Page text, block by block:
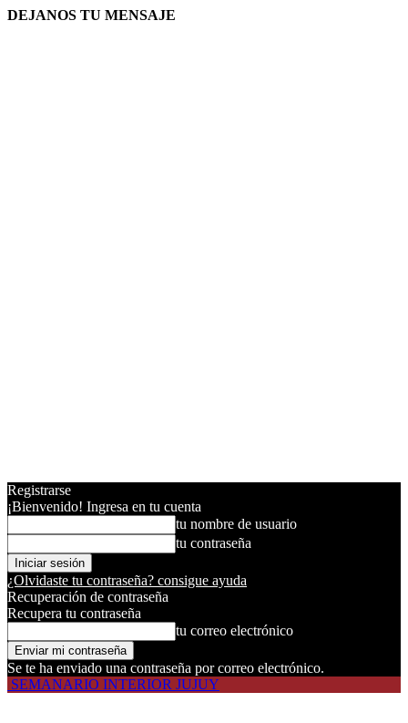
DEJANOS TU MENSAJE
Registrarse
¡Bienvenido! Ingresa en tu cuenta
tu nombre de usuario
tu contraseña
¿Olvidaste tu contraseña? consigue ayuda
Recuperación de contraseña
Recupera tu contraseña
tu correo electrónico
Se te ha enviado una contraseña por correo electrónico.
SEMANARIO INTERIOR JUJUY